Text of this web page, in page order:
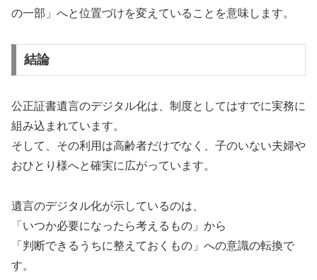
の一部」へと位置づけを変えていることを意味します。
結論
公正証書遺言のデジタル化は、制度としてはすでに実務に
組み込まれています。
そして、その利用は高齢者だけでなく、子のいない夫婦や
おひとり様へと確実に広がっています。
遺言のデジタル化が示しているのは、
「いつか必要になったら考えるもの」から
「判断できるうちに整えておくもの」への意識の転換で
す。